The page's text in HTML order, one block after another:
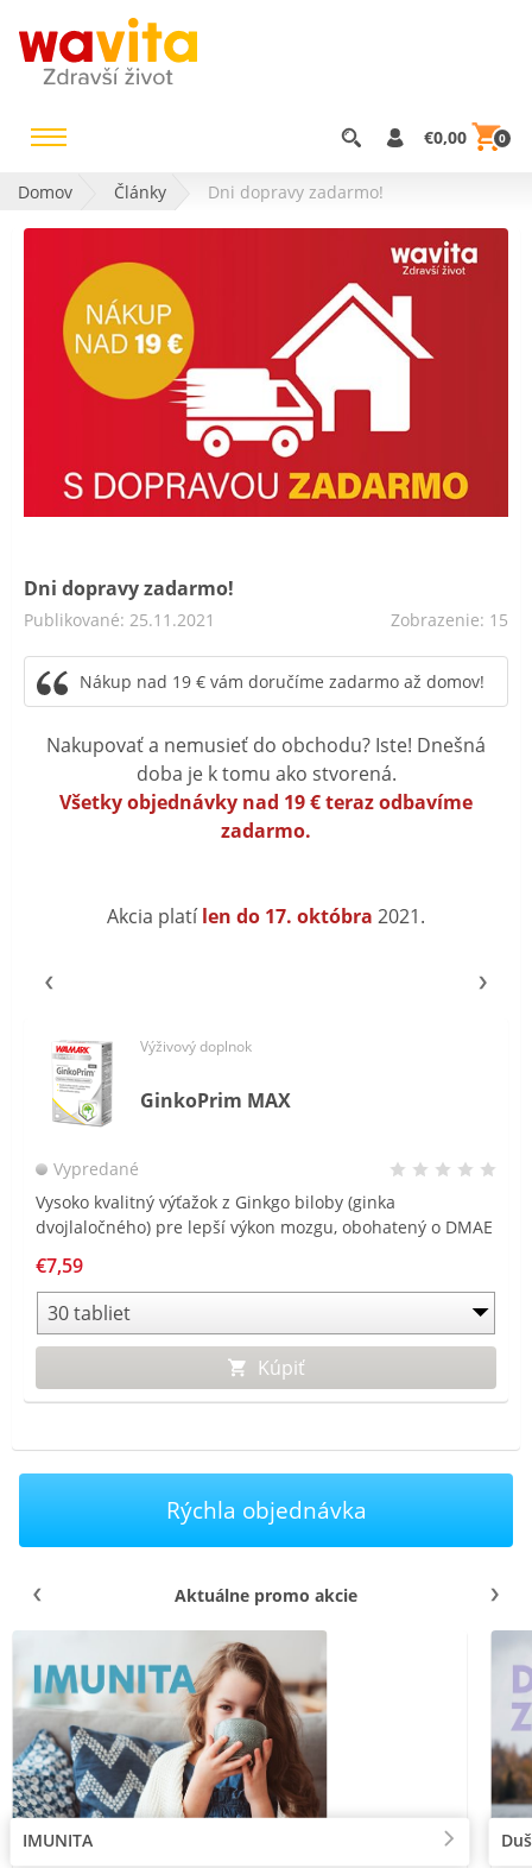
€0,00 0
Domov Články Dni dopravy zadarmo!
Dni dopravy zadarmo!
Publikované: 25.11.2021 Zobrazenie: 15
Nákup nad 19 € vám doručíme zadarmo až domov!
Nakupovať a nemusieť do obchodu? Iste! Dnešná
doba je k tomu ako stvorená.
Všetky objednávky nad 19 € teraz odbavíme
zadarmo.
Akcia platílen do 17. októbra 2021.
Výživový doplnok
GinkoPrim MAX
Vypredané
Vysoko kvalitný výťažok z Ginkgo biloby (ginka
dvojlaločného) pre lepší výkon mozgu, obohatený o DMAE
€7,59
Kúpiť
Rýchla objednávka
Aktuálne promo akcie
IMUNITA